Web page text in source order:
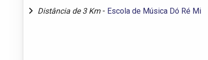
Distância de 3 Km - Escola de Música Dó Ré Mi